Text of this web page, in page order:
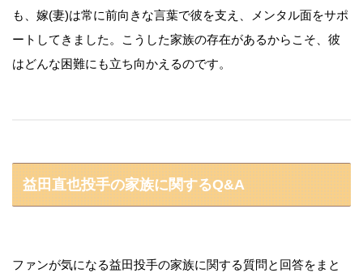
も、嫁(妻)は常に前向きな言葉で彼を支え、メンタル面をサポ
ートしてきました。こうした家族の存在があるからこそ、彼
はどんな困難にも立ち向かえるのです。
益田直也投手の家族に関するQ&A
ファンが気になる益田投手の家族に関する質問と回答をまと